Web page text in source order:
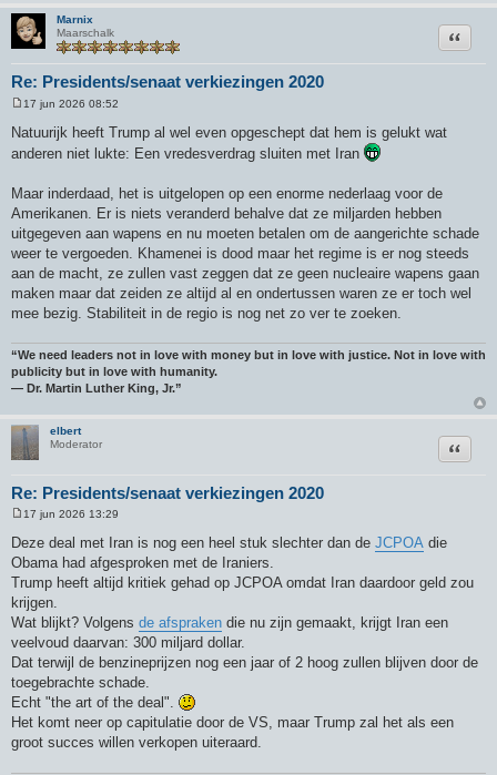
Marnix
Maarschalk
Re: Presidents/senaat verkiezingen 2020
Citeer
r
i
t
17 jun 2026 08:52
Natuurijk heeft Trump al wel even opgeschept dat hem is gelukt wat
anderen niet lukte: Een vredesverdrag sluiten met Iran
Maar inderdaad, het is uitgelopen op een enorme nederlaag voor de
Amerikanen. Er is niets veranderd behalve dat ze miljarden hebben
uitgegeven aan wapens en nu moeten betalen om de aangerichte schade
weer te vergoeden. Khamenei is dood maar het regime is er nog steeds
aan de macht, ze zullen vast zeggen dat ze geen nucleaire wapens gaan
maken maar dat zeiden ze altijd al en ondertussen waren ze er toch wel
mee bezig. Stabiliteit in de regio is nog net zo ver te zoeken.
“We need leaders not in love with money but in love with justice. Not in love with
publicity but in love with humanity.
― Dr. Martin Luther King, Jr.”
elbert
Moderator
Re: Presidents/senaat verkiezingen 2020
Citeer
r
i
h
t
17 jun 2026 13:29
Deze deal met Iran is nog een heel stuk slechter dan de JCPOA die
Obama had afgesproken met de Iraniers.
Trump heeft altijd kritiek gehad op JCPOA omdat Iran daardoor geld zou
krijgen.
Wat blijkt? Volgens de afspraken die nu zijn gemaakt, krijgt Iran een
veelvoud daarvan: 300 miljard dollar.
Dat terwijl de benzineprijzen nog een jaar of 2 hoog zullen blijven door de
toegebrachte schade.
Echt "the art of the deal".
Het komt neer op capitulatie door de VS, maar Trump zal het als een
groot succes willen verkopen uiteraard.